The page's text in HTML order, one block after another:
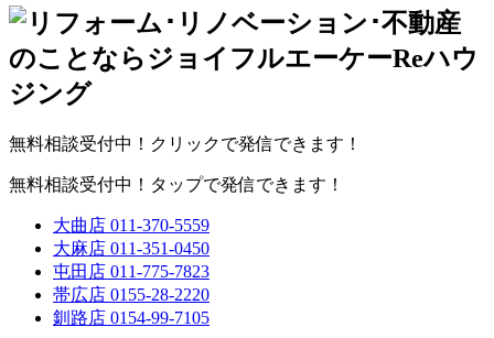
無料相談受付中！クリックで発信できます！
無料相談受付中！タップで発信できます！
大曲店 011-370-5559
大麻店 011-351-0450
屯田店 011-775-7823
帯広店 0155-28-2220
釧路店 0154-99-7105